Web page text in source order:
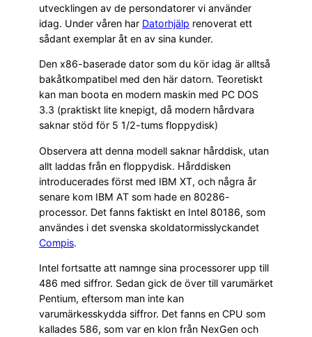
utvecklingen av de persondatorer vi använder
idag. Under våren har Datorhjälp renoverat ett
sådant exemplar åt en av sina kunder.
Den x86-baserade dator som du kör idag är alltså
bakåtkompatibel med den här datorn. Teoretiskt
kan man boota en modern maskin med PC DOS
3.3 (praktiskt lite knepigt, då modern hårdvara
saknar stöd för 5 1/2-tums floppydisk)
Observera att denna modell saknar hårddisk, utan
allt laddas från en floppydisk. Hårddisken
introducerades först med IBM XT, och några år
senare kom IBM AT som hade en 80286-
processor. Det fanns faktiskt en Intel 80186, som
användes i det svenska skoldatormisslyckandet
Compis.
Intel fortsatte att namnge sina processorer upp till
486 med siffror. Sedan gick de över till varumärket
Pentium, eftersom man inte kan
varumärkesskydda siffror. Det fanns en CPU som
kallades 586, som var en klon från NexGen och